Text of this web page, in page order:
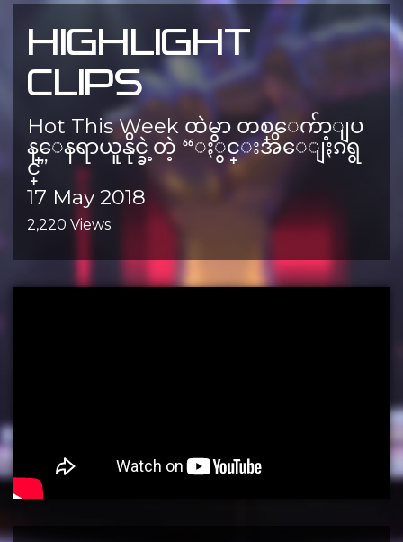
HIGHLIGHT
CLIPS
Hot This Week ထဲမွာ တစ္ေက်ာ့ျပ
န္ေနရာယူနိုင္ခဲ့တဲ့ “ႏွင္းအိေျႏၵရွ
င္”
17 May 2018
2,220 Views